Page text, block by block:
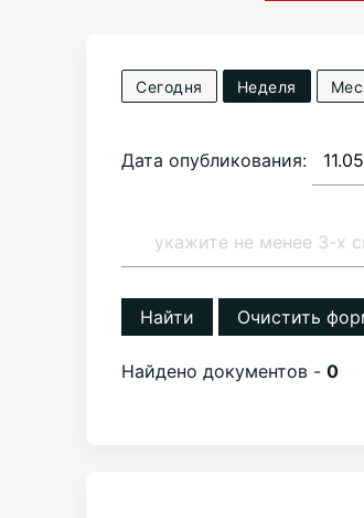
Сегодня Неделя
Дата опубликования:
Найти Очистить
Найдено документов -0